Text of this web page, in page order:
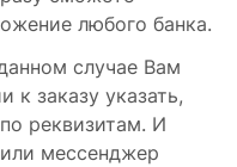
любого банка.
случае Вам
к заказу указать,
реквизитам. И
мессенджер